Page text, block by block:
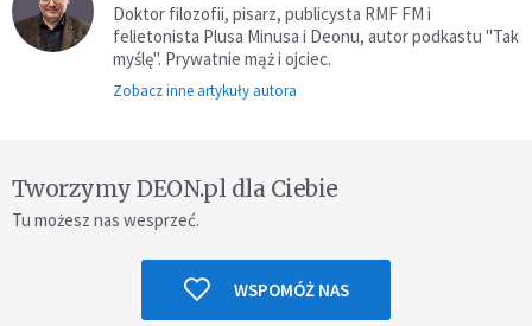
Doktor filozofii, pisarz, publicysta RMF FM i
felietonista Plusa Minusa i Deonu, autor podkastu "Tak
myślę". Prywatnie mąż i ojciec.
Zobacz inne artykuły autora
Tworzymy DEON.pl dla Ciebie
Tu możesz nas wesprzeć.
WSPOMÓŻ NAS